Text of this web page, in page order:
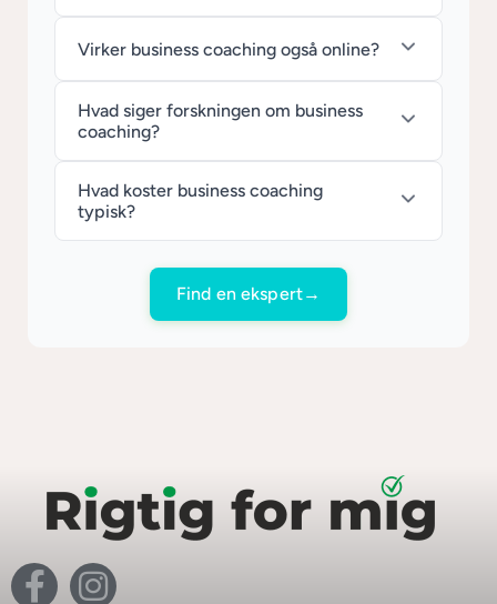
Virker business coaching også online?
Hvad siger forskningen om business
coaching?
Hvad koster business coaching
typisk?
Find en ekspert→